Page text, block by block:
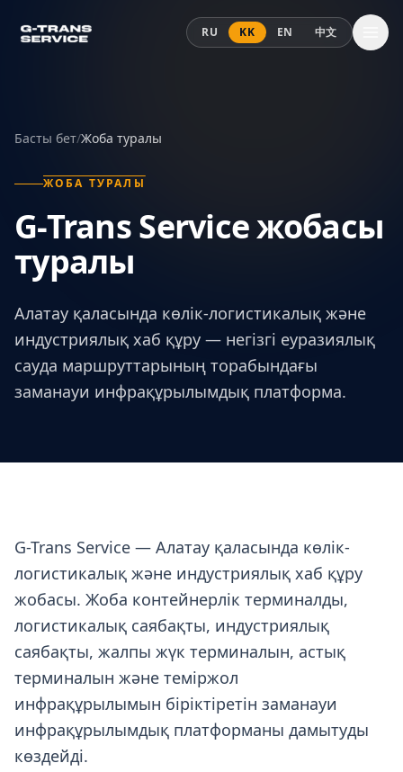
RU KK EN 中文
Басты бет/Жоба туралы
ЖОБА ТУРАЛЫ
G-Trans Service жобасы
туралы
Алатау қаласында көлік-логистикалық және
индустриялық хаб құру — негізгі еуразиялық
сауда маршруттарының торабындағы
заманауи инфрақұрылымдық платформа.
G-Trans Service — Алатау қаласында көлік-
логистикалық және индустриялық хаб құру
жобасы. Жоба контейнерлік терминалды,
логистикалық саябақты, индустриялық
саябақты, жалпы жүк терминалын, астық
терминалын және теміржол
инфрақұрылымын біріктіретін заманауи
инфрақұрылымдық платформаны дамытуды
көздейді.